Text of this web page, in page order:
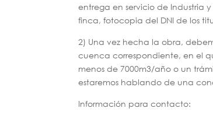
entrega en servicio de Industria
finca, fotocopia del DNI de los
2) Una vez hecha la obra,
cuenca correspondiente, en el
menos de 7000m3/año o un
estaremos hablando de una
Información para contacto: